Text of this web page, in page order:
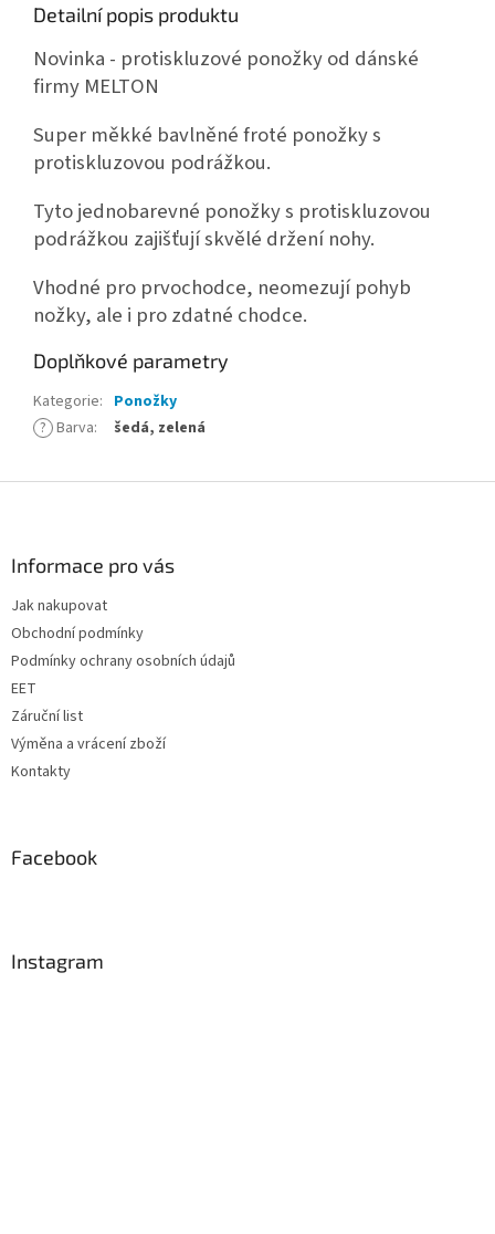
Detailní popis produktu
Novinka - protiskluzové ponožky od dánské
firmy MELTON
Super měkké bavlněné froté ponožky s
protiskluzovou podrážkou.
Tyto jednobarevné ponožky s protiskluzovou
podrážkou zajišťují skvělé držení nohy.
Vhodné pro prvochodce, neomezují pohyb
nožky, ale i pro zdatné chodce.
Doplňkové parametry
Kategorie: Ponožky
? Barva: šedá, zelená
Informace pro vás
Jak nakupovat
Obchodní podmínky
Podmínky ochrany osobních údajů
EET
Záruční list
Výměna a vrácení zboží
Kontakty
Facebook
Instagram